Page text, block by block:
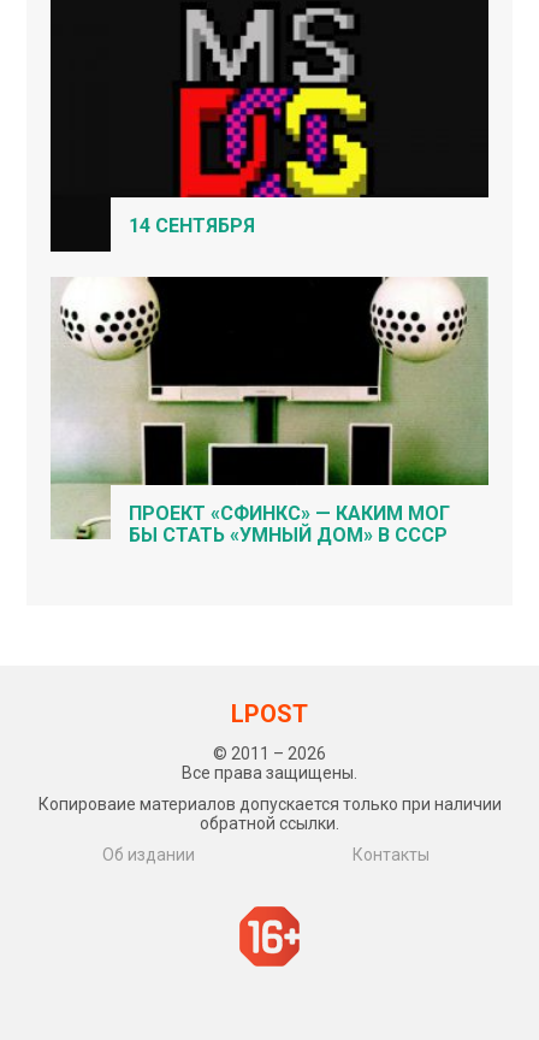
14 СЕНТЯБРЯ
ПРОЕКТ «СФИНКС» — КАКИМ МОГ
БЫ СТАТЬ «УМНЫЙ ДОМ» В СССР
LPOST
© 2011 – 2026
Все права защищены.
Копироваие материалов допускается только при наличии
обратной ссылки.
Об издании
Контакты